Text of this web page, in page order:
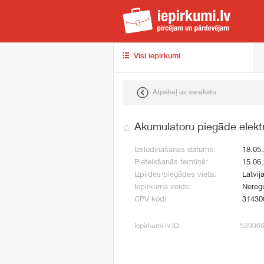
Visi iepirkumi
Atpakaļ uz sarakstu
Akumulatoru piegāde
Izsludināšanas datums:
Pieteikšanās termiņš:
Izpildes/piegādes vieta:
Iepirkuma veids:
CPV kodi:
Iepirkumi.lv ID: